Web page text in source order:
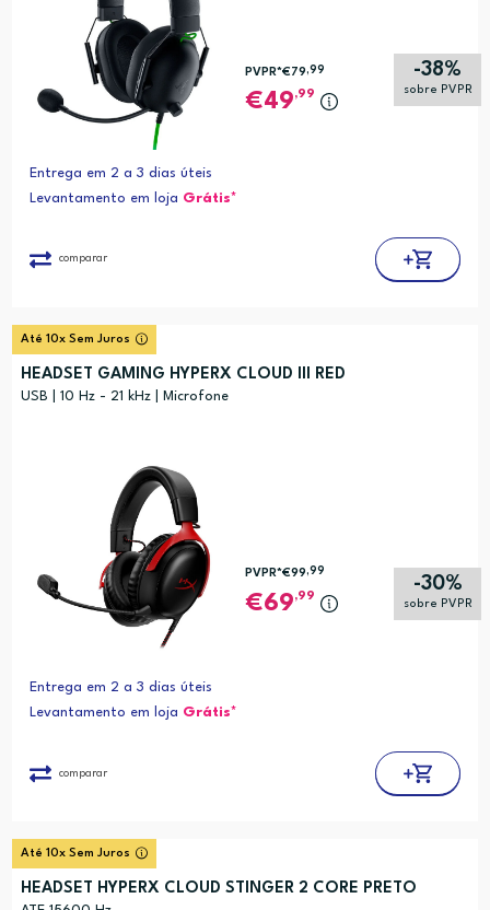
-38%
sobre PVPR
PVPR*€79 ,99
49,99
Entrega em 2 a 3 dias úteis
Levantamento em loja Grátis*
comparar
Até 10x Sem Juros
HEADSET GAMING HYPERX CLOUD III RED
USB | 10 Hz - 21 kHz | Microfone
-30%
sobre PVPR
PVPR*€99,99
69,99
Entrega em 2 a 3 dias úteis
Levantamento em loja Grátis*
comparar
Até 10x Sem Juros
HEADSET HYPERX CLOUD STINGER 2 CORE PRETO